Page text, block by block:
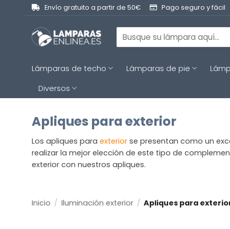
contenido
Envío gratuito a partir de 50€ Pago seguro y fácil
Buscar
por:
Lámparas de techo Lámparas de pie
Diversos
Apliques para exterior
Los apliques para exterior se presentan como un
realizar la mejor elección de este tipo de
exterior con nuestros apliques.
Inicio / Iluminación exterior / Apliques para